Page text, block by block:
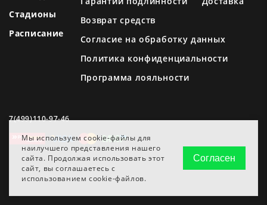
Мы используем cookie-файлы для
наилучшего представления нашего
сайта. Продолжая использовать этот
сайт, вы соглашаетесь с
использованием cookie-файлов.
Согласен
Стадионы
Расписание
Возврат средств
Согласие на обработку данных
Политика конфиденциальности
Программа лояльности
7(499)110-97-46